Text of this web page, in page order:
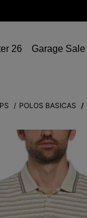
26 Garage Sale
POLOS BASICAS